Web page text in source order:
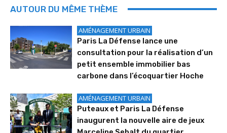
AUTOUR DU MÊME THÈME
AMÉNAGEMENT URBAIN
Paris La Défense lance une
consultation pour la réalisation d’un
petit ensemble immobilier bas
carbone dans l’écoquartier Hoche
AMÉNAGEMENT URBAIN
Puteaux et Paris La Défense
inaugurent la nouvelle aire de jeux